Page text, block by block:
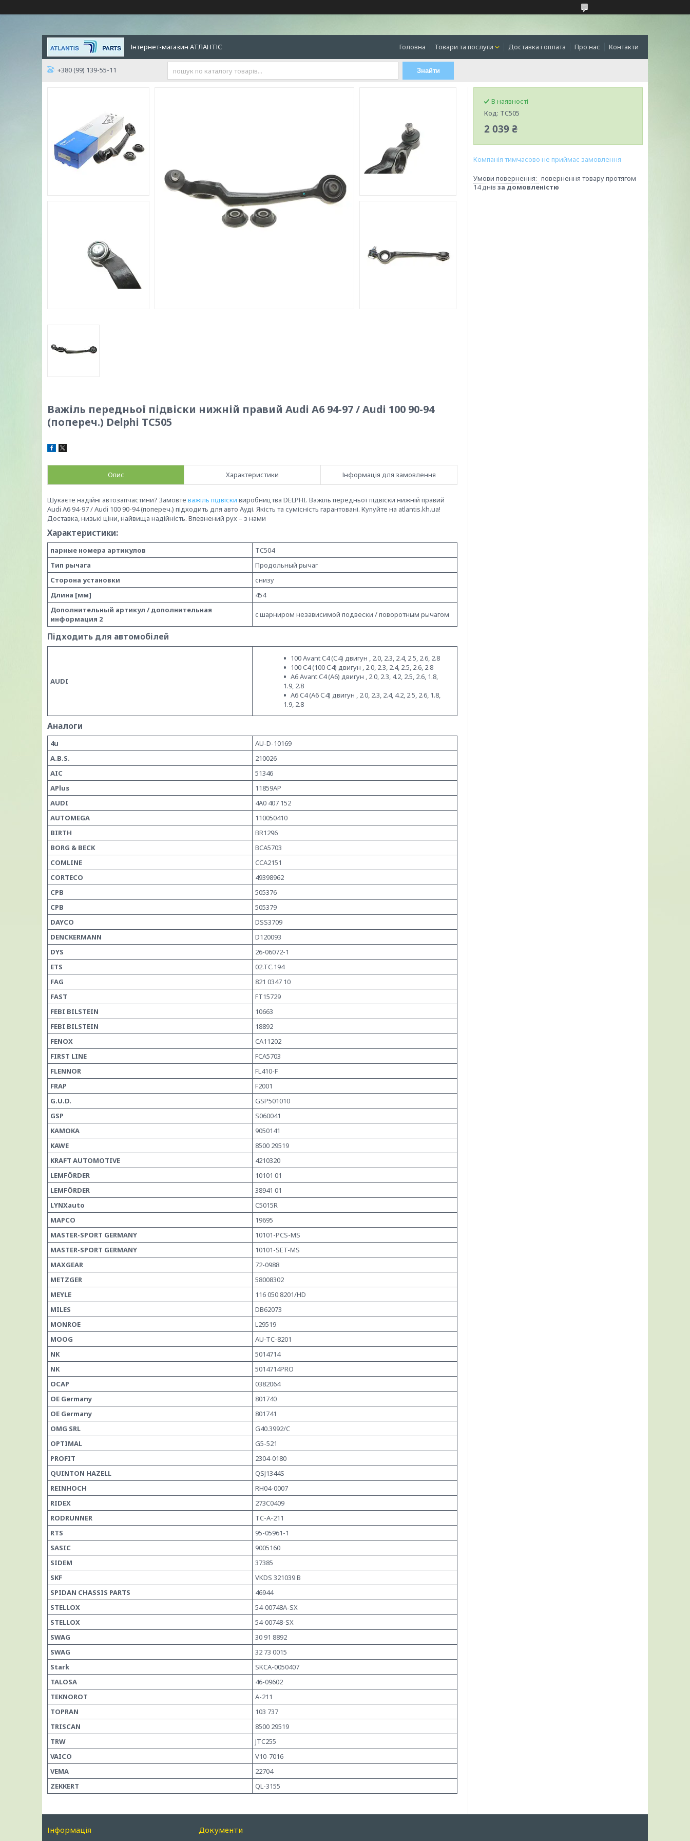
Інтернет-магазин АТЛАНТІС Головна Товари та послуги Доставка і оплата Про нас Контакти
+380 (99) 139-55-11 Знайти
Важіль передньої підвіски нижній правий Audi A6 94-97 / Audi 100 90-94
(попереч.) Delphi TC505
Опис Характеристики Інформація для замовлення
Шукаєте надійні автозапчастини? Замовте важіль підвіски виробництва DELPHI. Важіль передньої підвіски нижній правий
Audi A6 94-97 / Audi 100 90-94 (попереч.) підходить для авто Ауді. Якість та сумісність гарантовані. Купуйте на atlantis.kh.ua!
Доставка, низькі ціни, найвища надійність. Впевнений рух – з нами
Характеристики:
парные номера артикулов
TC504
Тип рычага
Продольный рычаг
Сторона установки
снизу
Длина [мм]
454
Дополнительный артикул / дополнительная
информация 2
c шарниром независимой подвески / поворотным рычагом
Підходить для автомобілей
AUDI
100 Avant C4 (С4) двигун , 2.0, 2.3, 2.4, 2.5, 2.6, 2.8
100 C4 (100 С4) двигун , 2.0, 2.3, 2.4, 2.5, 2.6, 2.8
A6 Avant C4 (А6) двигун , 2.0, 2.3, 4.2, 2.5, 2.6, 1.8,
1.9, 2.8
A6 C4 (А6 С4) двигун , 2.0, 2.3, 2.4, 4.2, 2.5, 2.6, 1.8,
1.9, 2.8
Аналоги
4u
AU-D-10169
A.B.S.
210026
AIC
51346
APlus
11859AP
AUDI
4A0 407 152
AUTOMEGA
110050410
BIRTH
BR1296
BORG & BECK
BCA5703
COMLINE
CCA2151
CORTECO
49398962
CPB
505376
CPB
505379
DAYCO
DSS3709
DENCKERMANN
D120093
DYS
26-06072-1
ETS
02.TC.194
FAG
821 0347 10
FAST
FT15729
FEBI BILSTEIN
10663
FEBI BILSTEIN
18892
FENOX
CA11202
FIRST LINE
FCA5703
FLENNOR
FL410-F
FRAP
F2001
G.U.D.
GSP501010
GSP
S060041
KAMOKA
9050141
KAWE
8500 29519
KRAFT AUTOMOTIVE
4210320
LEMFÖRDER
10101 01
LEMFÖRDER
38941 01
LYNXauto
C5015R
MAPCO
19695
MASTER-SPORT GERMANY
10101-PCS-MS
MASTER-SPORT GERMANY
10101-SET-MS
MAXGEAR
72-0988
METZGER
58008302
MEYLE
116 050 8201/HD
MILES
DB62073
MONROE
L29519
MOOG
AU-TC-8201
NK
5014714
NK
5014714PRO
OCAP
0382064
OE Germany
801740
OE Germany
801741
OMG SRL
G40.3992/C
OPTIMAL
G5-521
PROFIT
2304-0180
QUINTON HAZELL
QSJ1344S
REINHOCH
RH04-0007
RIDEX
273C0409
RODRUNNER
TC-A-211
RTS
95-05961-1
SASIC
9005160
SIDEM
37385
SKF
VKDS 321039 B
SPIDAN CHASSIS PARTS
46944
STELLOX
54-00748A-SX
STELLOX
54-00748-SX
SWAG
30 91 8892
SWAG
32 73 0015
Stark
SKCA-0050407
TALOSA
46-09602
TEKNOROT
A-211
TOPRAN
103 737
TRISCAN
8500 29519
TRW
JTC255
VAICO
V10-7016
VEMA
22704
ZEKKERT
QL-3155
В наявності
Код: TC505
2 039 ₴
Компанія тимчасово не приймає замовлення
повернення товару протягом
14 днів за домовленістю
Інформація Документи